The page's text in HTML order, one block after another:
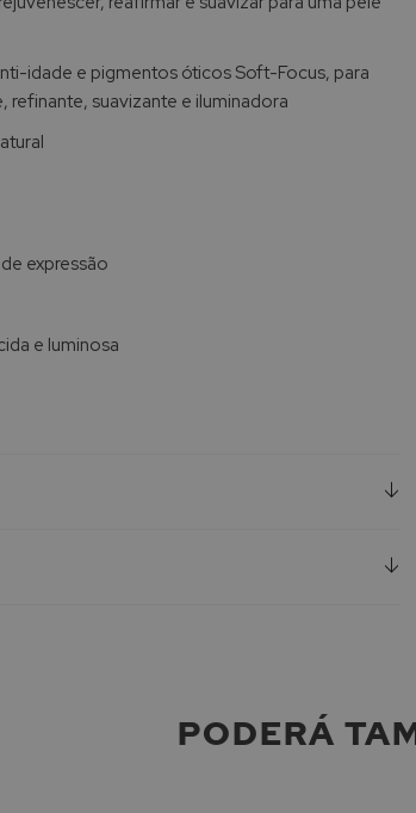
idade e pigmentos óticos Soft-Focus, para
refinante, suavizante e iluminadora
expressão
e luminosa
PODERÁ